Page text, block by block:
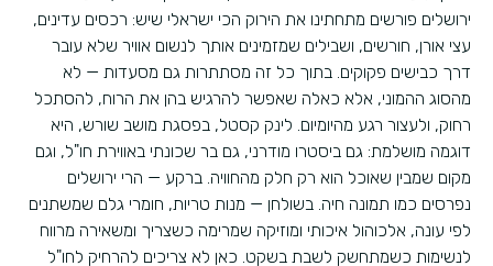
ירושלים פורשים מתחתינו את הירוק הכי ישראלי שיש: רכסים עדינים,
עצי אורן, חורשים, ושבילים שמזמינים אותך לנשום אוויר שלא עובר
דרך כבישים פקוקים. בתוך כל זה מסתתרות גם מסעדות — לא
מהסוג ההמוני, אלא כאלה שאפשר להרגיש בהן את הרוח, להסתכל
רחוק, ולעצור רגע מהיומיום. לינק קסטל, בפסגת מושב שורש, היא
דוגמה מושלמת: גם ביסטרו מודרני, גם בר שכונתי באווירת חו"ל, וגם
מקום שמבין שאוכל הוא רק חלק מהחוויה. ברקע — הרי ירושלים
נפרסים כמו תמונה חיה. בשולחן — מנות טריות, חומרי גלם שמשתנים
לפי עונה, אלכוהול איכותי ומוזיקה שמרימה כשצריך ומשאירה מרווח
לנשימות כשמתחשק לשבת בשקט. כאן לא צריכים להרחיק לחו"ל